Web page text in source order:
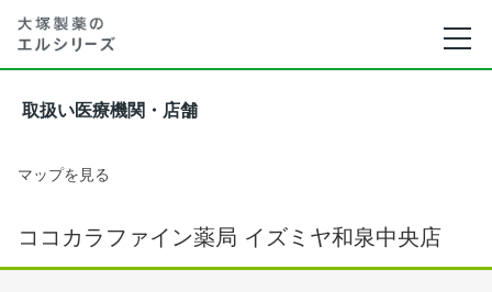
取扱い医療機関・店舗
マップを見る
ココカラファイン薬局 イズミヤ和泉中央店